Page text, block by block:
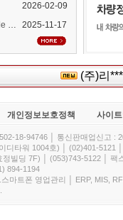
2026-02-09
윈도우 11 25H 버전부터 Window Mobile Device Center 지원 중단 안내
2025-11-17
(주)리***
개인정보보호정책 사이트
18-94746 │ 통신판매업신고 :
디타워 1004호) │ (02)401-5121
빌딩 7F) │ (053)743-5122 │ 팩
894-1194
마트폰 영업관리 │ ERP, MIS,